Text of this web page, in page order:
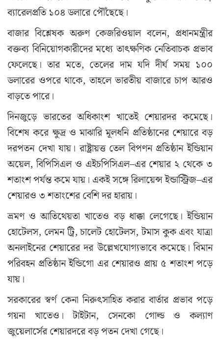
ব্যারেলপ্রতি ১০৪ ডলারে পৌঁছেছে।
বাজার বিশ্লেষক অরুণ কেজরিওয়াল বলেন, প্রধানমন্ত্রীর
বক্তব্য বিনিয়োগকারীদের মধ্যে তাৎক্ষণিক নেতিবাচক প্রভাব
ফেলেছে। তার মতে, তেলের দাম যদি দীর্ঘ সময় ১০০
ডলারের ওপরে থাকে, তাহলে ভারতীয় বাজারে চাপ আরও
বাড়তে পারে।
দিনজুড়ে ভারতের অধিকাংশ খাতেই শেয়ারদর কমেছে।
বিশেষ করে ক্ষুদ্র ও মাঝারি মূলধনি প্রতিষ্ঠানের শেয়ারে বড়
দরপতন দেখা যায়। রাষ্ট্রায়ত্ত তেল বিপণন প্রতিষ্ঠান ইন্ডিয়ান
অয়েল, বিপিসিএল ও এইচপিসিএল–এর শেয়ার ২ থেকে ৩
শতাংশ পর্যন্ত কমে যায়। একই সঙ্গে রিলায়েন্স ইন্ডাস্ট্রিজ–এর
শেয়ারও ৩ শতাংশের বেশি দর হারায়।
ভ্রমণ ও আতিথেয়তা খাতেও বড় ধাক্কা লেগেছে। ইন্ডিয়ান
হোটেলস, লেমন ট্রি, চালেট হোটেলস, টমাস কুক এবং যাত্রা
অনলাইনের শেয়ারের দর উল্লেখযোগ্যভাবে কমেছে। বিমান
পরিবহন প্রতিষ্ঠান ইন্ডিগো এর শেয়ারও প্রায় ৫ শতাংশ পড়ে
যায়।
সরকারের স্বর্ণ কেনা নিরুৎসাহিত করার বার্তার প্রভাব পড়ে
গয়না খাতেও। টাইটান, সেনকো গোল্ড ও কল্যাণ
জুয়েলার্সের শেয়ারদরে বড় পতন দেখা গেছে।